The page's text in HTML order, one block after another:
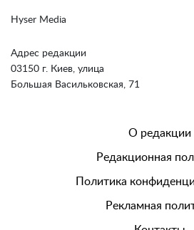
Hyser Media
Адрес редакции
03150 г. Киев, улица
Большая Васильковская, 71
О редакции
Редакционная
Политика
Рекламная